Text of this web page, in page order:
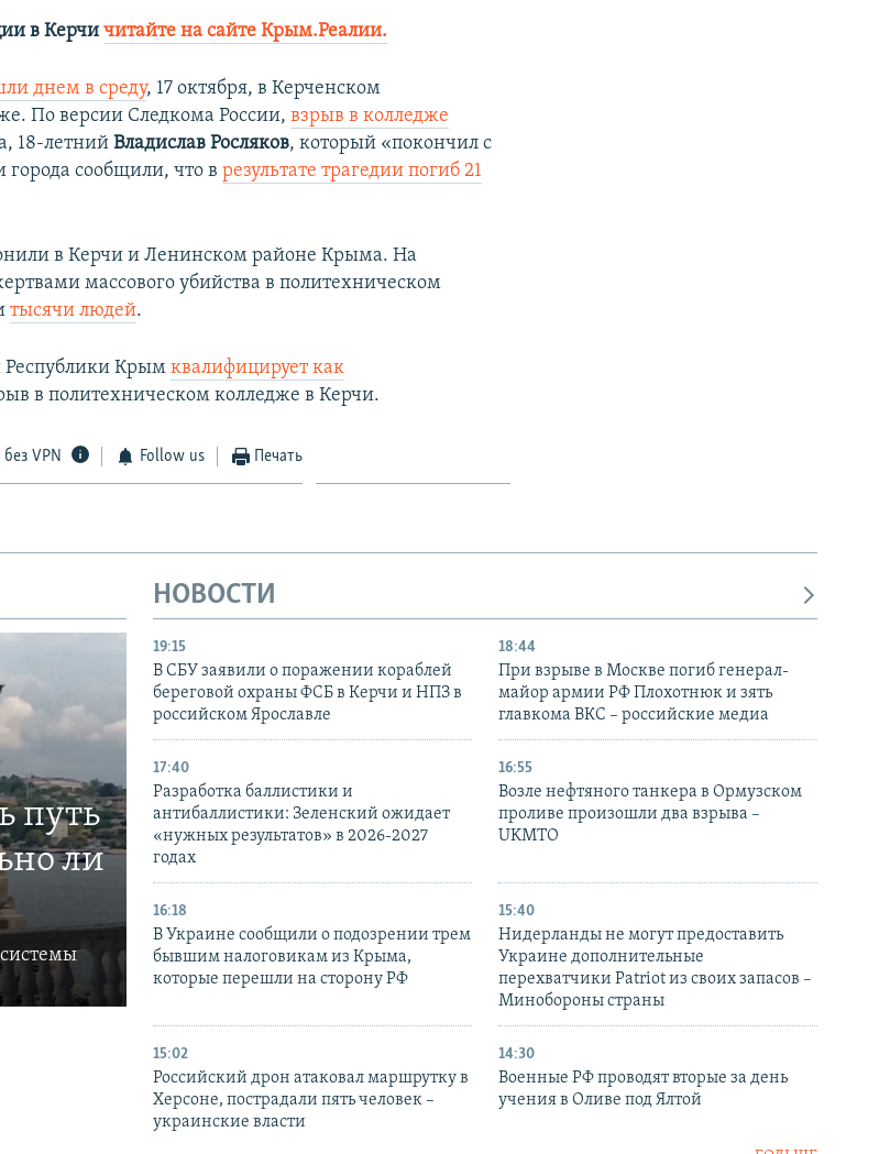
в Керчичитайте на сайте Крым.Реалии.
днем в среду, 17 октября, в Керченском
По версии Следкома России,взрыв в колледже
18-летнийВладислав Росляков, который «покончил с
города сообщили, что врезультате трагедии погиб 21
в Керчи и Ленинском районе Крыма. На
массового убийства в политехническом
тысячи людей.
Республики Крымквалифицирует как
в политехническом колледже в Керчи.
VPN Follow us Печать
путь
ли
НОВОСТИ
19:15
В СБУ заявили о поражении кораблей
береговой охраны ФСБ в Керчи и НПЗ в
российском Ярославле
18:44
При взрыве в Москве погиб генерал-
майор армии РФ Плохотнюк и зять
главкома ВКС – российские медиа
17:40
Разработка баллистики и
антибаллистики: Зеленский ожидает
«нужных результатов» в 2026-2027
годах
16:55
Возле нефтяного танкера в Ормузском
проливе произошли два взрыва –
UKMTO
16:18
В Украине сообщили о подозрении трем
бывшим налоговикам из Крыма,
которые перешли на сторону РФ
15:40
Нидерланды не могут предоставить
Украине дополнительные
перехватчики Patriot из своих запасов –
Минобороны страны
15:02
Российский дрон атаковал маршрутку в
Херсоне, пострадали пять человек –
украинские власти
14:30
Военные РФ проводят вторые за день
учения в Оливе под Ялтой